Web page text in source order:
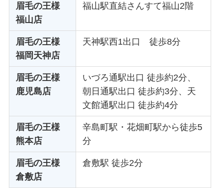
眉毛の王様
福山店
福山駅直結さんすて福山2階
眉毛の王様
福岡天神店
天神駅西1出口 徒歩8分
眉毛の王様
鹿児島店
いづろ通駅出口 徒歩約2分、
朝日通駅出口 徒歩約3分、天
文館通駅出口 徒歩約4分
眉毛の王様
熊本店
辛島町駅・花畑町駅から徒歩5
分
眉毛の王様
倉敷店
倉敷駅 徒歩2分